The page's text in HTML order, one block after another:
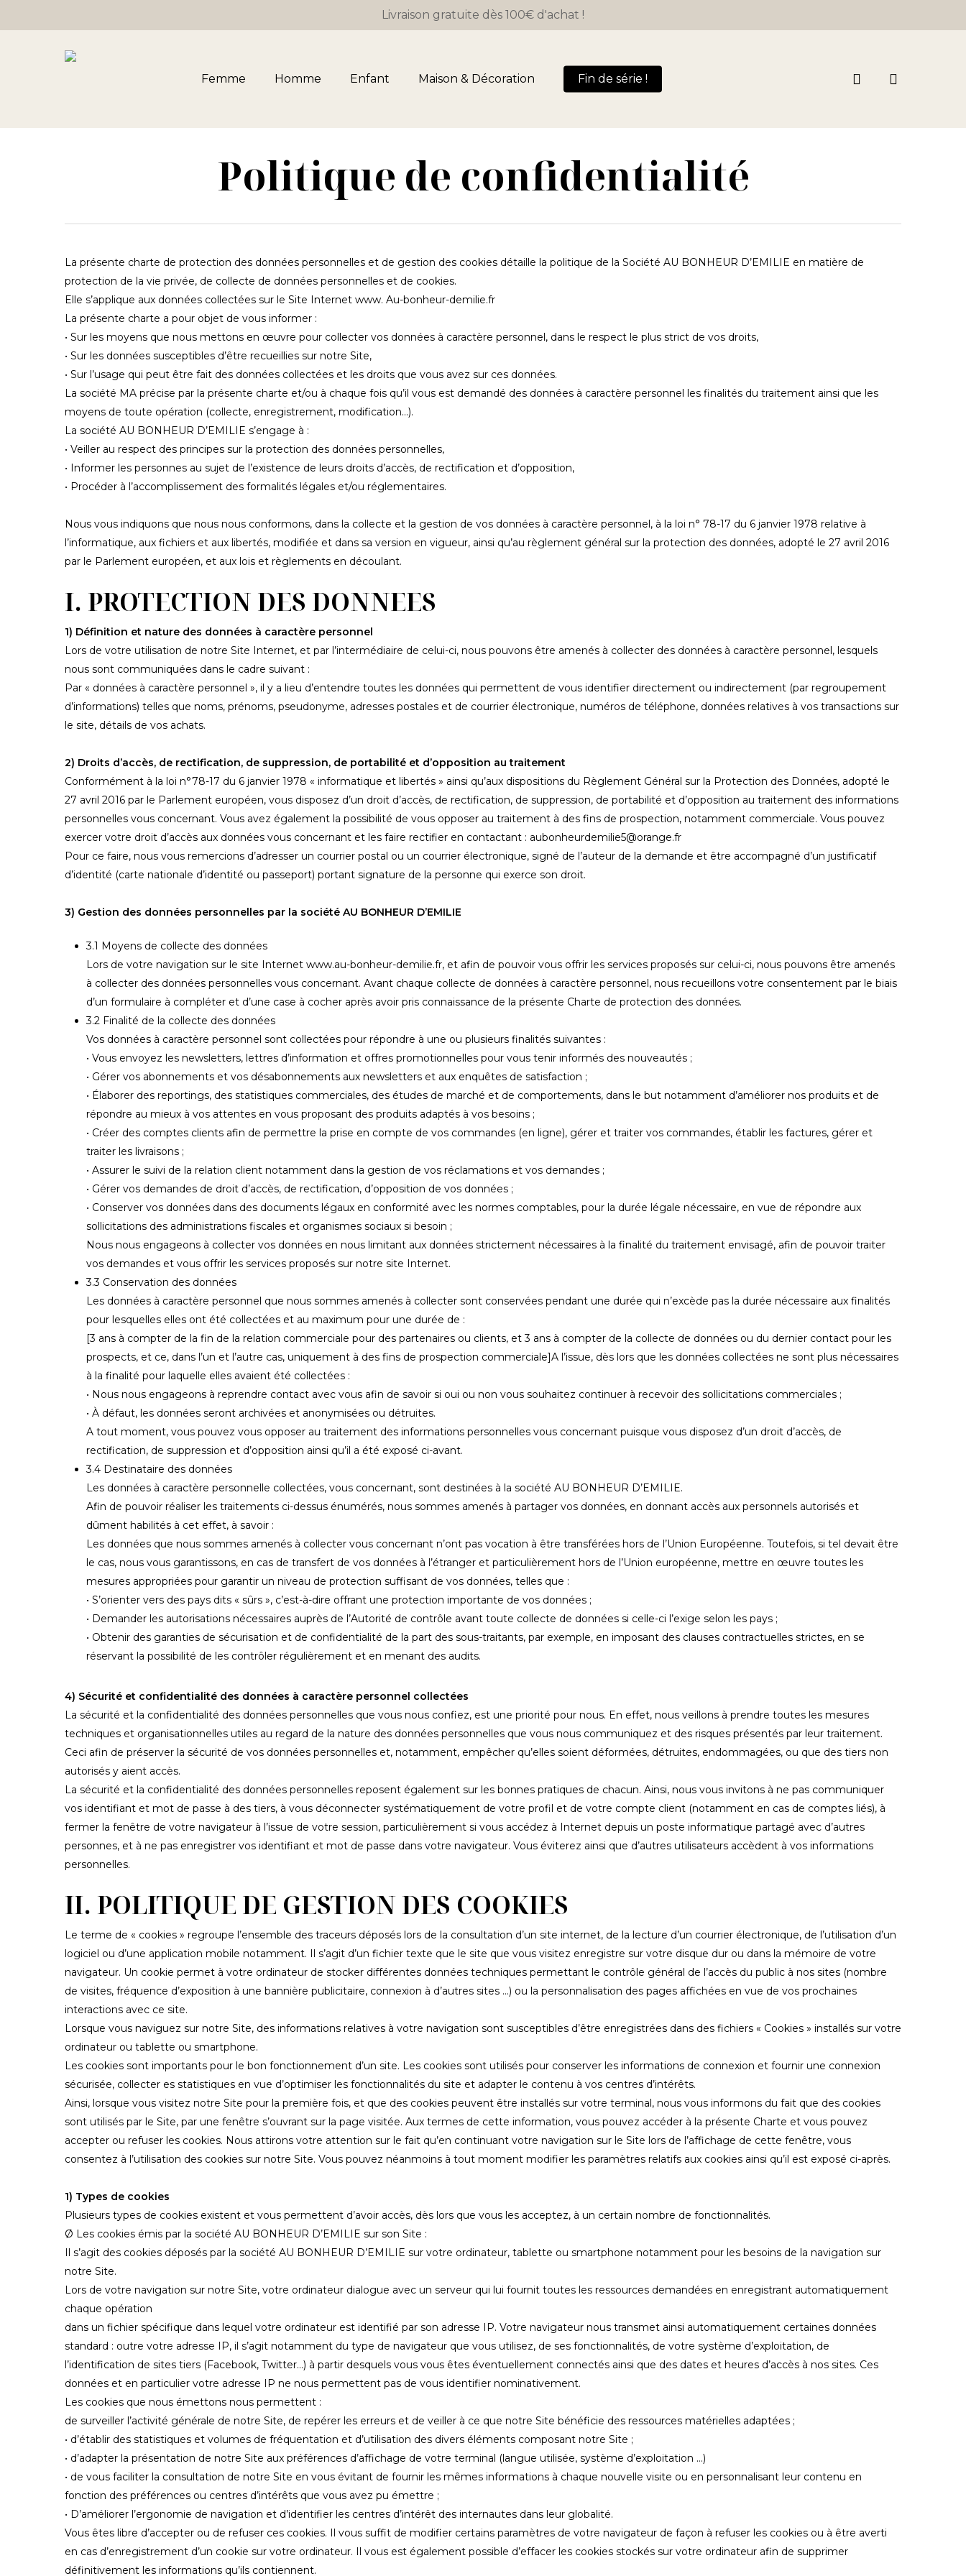
to
Livraison gratuite dès 100€ d'achat !
Appuyez sur Entrée pour rechercher ou ESC pour fermer
Femme Homme Enfant Maison & Décoration Fin de série ! search
Panier Close
Politique de confidentialité
La présente charte de protection des données personnelles et de gestion des cookies détaille la politique de la Société AU BONHEUR D’EMILIE en matière de
protection de la vie privée, de collecte de données personnelles et de cookies.
Elle s’applique aux données collectées sur le Site Internet www. Au-bonheur-demilie.fr
La présente charte a pour objet de vous informer :
• Sur les moyens que nous mettons en œuvre pour collecter vos données à caractère personnel, dans le respect le plus strict de vos droits,
• Sur les données susceptibles d’être recueillies sur notre Site,
• Sur l’usage qui peut être fait des données collectées et les droits que vous avez sur ces données.
La société MA précise par la présente charte et/ou à chaque fois qu’il vous est demandé des données à caractère personnel les finalités du traitement ainsi que les
moyens de toute opération (collecte, enregistrement, modification…).
La société AU BONHEUR D’EMILIE s’engage à :
• Veiller au respect des principes sur la protection des données personnelles,
• Informer les personnes au sujet de l’existence de leurs droits d’accès, de rectification et d’opposition,
• Procéder à l’accomplissement des formalités légales et/ou réglementaires.
Nous vous indiquons que nous nous conformons, dans la collecte et la gestion de vos données à caractère personnel, à la loi n° 78-17 du 6 janvier 1978 relative à
l’informatique, aux fichiers et aux libertés, modifiée et dans sa version en vigueur, ainsi qu’au règlement général sur la protection des données, adopté le 27 avril 2016
par le Parlement européen, et aux lois et règlements en découlant.
I. PROTECTION DES DONNEES
1) Définition et nature des données à caractère personnel
Lors de votre utilisation de notre Site Internet, et par l’intermédiaire de celui-ci, nous pouvons être amenés à collecter des données à caractère personnel, lesquels
nous sont communiquées dans le cadre suivant :
Par « données à caractère personnel », il y a lieu d’entendre toutes les données qui permettent de vous identifier directement ou indirectement (par regroupement
d’informations) telles que noms, prénoms, pseudonyme, adresses postales et de courrier électronique, numéros de téléphone, données relatives à vos transactions sur
le site, détails de vos achats.
2) Droits d’accès, de rectification, de suppression, de portabilité et d’opposition au traitement
Conformément à la loi n°78-17 du 6 janvier 1978 « informatique et libertés » ainsi qu’aux dispositions du Règlement Général sur la Protection des Données, adopté le
27 avril 2016 par le Parlement européen, vous disposez d’un droit d’accès, de rectification, de suppression, de portabilité et d’opposition au traitement des informations
personnelles vous concernant. Vous avez également la possibilité de vous opposer au traitement à des fins de prospection, notamment commerciale. Vous pouvez
exercer votre droit d’accès aux données vous concernant et les faire rectifier en contactant : aubonheurdemilie5@orange.fr
Pour ce faire, nous vous remercions d’adresser un courrier postal ou un courrier électronique, signé de l’auteur de la demande et être accompagné d’un justificatif
d’identité (carte nationale d’identité ou passeport) portant signature de la personne qui exerce son droit.
3) Gestion des données personnelles par la société AU BONHEUR D’EMILIE
3.1 Moyens de collecte des données
Lors de votre navigation sur le site Internet www.au-bonheur-demilie.fr, et afin de pouvoir vous offrir les services proposés sur celui-ci, nous pouvons être amenés
à collecter des données personnelles vous concernant. Avant chaque collecte de données à caractère personnel, nous recueillons votre consentement par le biais
d’un formulaire à compléter et d’une case à cocher après avoir pris connaissance de la présente Charte de protection des données.
3.2 Finalité de la collecte des données
Vos données à caractère personnel sont collectées pour répondre à une ou plusieurs finalités suivantes :
• Vous envoyez les newsletters, lettres d’information et offres promotionnelles pour vous tenir informés des nouveautés ;
• Gérer vos abonnements et vos désabonnements aux newsletters et aux enquêtes de satisfaction ;
• Élaborer des reportings, des statistiques commerciales, des études de marché et de comportements, dans le but notamment d’améliorer nos produits et de
répondre au mieux à vos attentes en vous proposant des produits adaptés à vos besoins ;
• Créer des comptes clients afin de permettre la prise en compte de vos commandes (en ligne), gérer et traiter vos commandes, établir les factures, gérer et
traiter les livraisons ;
• Assurer le suivi de la relation client notamment dans la gestion de vos réclamations et vos demandes ;
• Gérer vos demandes de droit d’accès, de rectification, d’opposition de vos données ;
• Conserver vos données dans des documents légaux en conformité avec les normes comptables, pour la durée légale nécessaire, en vue de répondre aux
sollicitations des administrations fiscales et organismes sociaux si besoin ;
Nous nous engageons à collecter vos données en nous limitant aux données strictement nécessaires à la finalité du traitement envisagé, afin de pouvoir traiter
vos demandes et vous offrir les services proposés sur notre site Internet.
3.3 Conservation des données
Les données à caractère personnel que nous sommes amenés à collecter sont conservées pendant une durée qui n’excède pas la durée nécessaire aux finalités
pour lesquelles elles ont été collectées et au maximum pour une durée de :
[3 ans à compter de la fin de la relation commerciale pour des partenaires ou clients, et 3 ans à compter de la collecte de données ou du dernier contact pour les
prospects, et ce, dans l’un et l’autre cas, uniquement à des fins de prospection commerciale]A l’issue, dès lors que les données collectées ne sont plus nécessaires
à la finalité pour laquelle elles avaient été collectées :
• Nous nous engageons à reprendre contact avec vous afin de savoir si oui ou non vous souhaitez continuer à recevoir des sollicitations commerciales ;
• À défaut, les données seront archivées et anonymisées ou détruites.
A tout moment, vous pouvez vous opposer au traitement des informations personnelles vous concernant puisque vous disposez d’un droit d’accès, de
rectification, de suppression et d’opposition ainsi qu’il a été exposé ci-avant.
3.4 Destinataire des données
Les données à caractère personnelle collectées, vous concernant, sont destinées à la société AU BONHEUR D’EMILIE.
Afin de pouvoir réaliser les traitements ci-dessus énumérés, nous sommes amenés à partager vos données, en donnant accès aux personnels autorisés et
dûment habilités à cet effet, à savoir :
Les données que nous sommes amenés à collecter vous concernant n’ont pas vocation à être transférées hors de l’Union Européenne. Toutefois, si tel devait être
le cas, nous vous garantissons, en cas de transfert de vos données à l’étranger et particulièrement hors de l’Union européenne, mettre en œuvre toutes les
mesures appropriées pour garantir un niveau de protection suffisant de vos données, telles que :
• S’orienter vers des pays dits « sûrs », c’est-à-dire offrant une protection importante de vos données ;
• Demander les autorisations nécessaires auprès de l’Autorité de contrôle avant toute collecte de données si celle-ci l’exige selon les pays ;
• Obtenir des garanties de sécurisation et de confidentialité de la part des sous-traitants, par exemple, en imposant des clauses contractuelles strictes, en se
réservant la possibilité de les contrôler régulièrement et en menant des audits.
4) Sécurité et confidentialité des données à caractère personnel collectées
La sécurité et la confidentialité des données personnelles que vous nous confiez, est une priorité pour nous. En effet, nous veillons à prendre toutes les mesures
techniques et organisationnelles utiles au regard de la nature des données personnelles que vous nous communiquez et des risques présentés par leur traitement.
Ceci afin de préserver la sécurité de vos données personnelles et, notamment, empêcher qu’elles soient déformées, détruites, endommagées, ou que des tiers non
autorisés y aient accès.
La sécurité et la confidentialité des données personnelles reposent également sur les bonnes pratiques de chacun. Ainsi, nous vous invitons à ne pas communiquer
vos identifiant et mot de passe à des tiers, à vous déconnecter systématiquement de votre profil et de votre compte client (notamment en cas de comptes liés), à
fermer la fenêtre de votre navigateur à l’issue de votre session, particulièrement si vous accédez à Internet depuis un poste informatique partagé avec d’autres
personnes, et à ne pas enregistrer vos identifiant et mot de passe dans votre navigateur. Vous éviterez ainsi que d’autres utilisateurs accèdent à vos informations
personnelles.
II. POLITIQUE DE GESTION DES COOKIES
Le terme de « cookies » regroupe l’ensemble des traceurs déposés lors de la consultation d’un site internet, de la lecture d’un courrier électronique, de l’utilisation d’un
logiciel ou d’une application mobile notamment. Il s’agit d’un fichier texte que le site que vous visitez enregistre sur votre disque dur ou dans la mémoire de votre
navigateur. Un cookie permet à votre ordinateur de stocker différentes données techniques permettant le contrôle général de l’accès du public à nos sites (nombre
de visites, fréquence d’exposition à une bannière publicitaire, connexion à d’autres sites …) ou la personnalisation des pages affichées en vue de vos prochaines
interactions avec ce site.
Lorsque vous naviguez sur notre Site, des informations relatives à votre navigation sont susceptibles d’être enregistrées dans des fichiers « Cookies » installés sur votre
ordinateur ou tablette ou smartphone.
Les cookies sont importants pour le bon fonctionnement d’un site. Les cookies sont utilisés pour conserver les informations de connexion et fournir une connexion
sécurisée, collecter es statistiques en vue d’optimiser les fonctionnalités du site et adapter le contenu à vos centres d’intérêts.
Ainsi, lorsque vous visitez notre Site pour la première fois, et que des cookies peuvent être installés sur votre terminal, nous vous informons du fait que des cookies
sont utilisés par le Site, par une fenêtre s’ouvrant sur la page visitée. Aux termes de cette information, vous pouvez accéder à la présente Charte et vous pouvez
accepter ou refuser les cookies. Nous attirons votre attention sur le fait qu’en continuant votre navigation sur le Site lors de l’affichage de cette fenêtre, vous
consentez à l’utilisation des cookies sur notre Site. Vous pouvez néanmoins à tout moment modifier les paramètres relatifs aux cookies ainsi qu’il est exposé ci-après.
1) Types de cookies
Plusieurs types de cookies existent et vous permettent d’avoir accès, dès lors que vous les acceptez, à un certain nombre de fonctionnalités.
Ø Les cookies émis par la société AU BONHEUR D’EMILIE sur son Site :
Il s’agit des cookies déposés par la société AU BONHEUR D’EMILIE sur votre ordinateur, tablette ou smartphone notamment pour les besoins de la navigation sur
notre Site.
Lors de votre navigation sur notre Site, votre ordinateur dialogue avec un serveur qui lui fournit toutes les ressources demandées en enregistrant automatiquement
chaque opération
dans un fichier spécifique dans lequel votre ordinateur est identifié par son adresse IP. Votre navigateur nous transmet ainsi automatiquement certaines données
standard : outre votre adresse IP, il s’agit notamment du type de navigateur que vous utilisez, de ses fonctionnalités, de votre système d’exploitation, de
l’identification de sites tiers (Facebook, Twitter…) à partir desquels vous vous êtes éventuellement connectés ainsi que des dates et heures d’accès à nos sites. Ces
données et en particulier votre adresse IP ne nous permettent pas de vous identifier nominativement.
Les cookies que nous émettons nous permettent :
de surveiller l’activité générale de notre Site, de repérer les erreurs et de veiller à ce que notre Site bénéficie des ressources matérielles adaptées ;
• d’établir des statistiques et volumes de fréquentation et d’utilisation des divers éléments composant notre Site ;
• d’adapter la présentation de notre Site aux préférences d’affichage de votre terminal (langue utilisée, système d’exploitation …)
• de vous faciliter la consultation de notre Site en vous évitant de fournir les mêmes informations à chaque nouvelle visite ou en personnalisant leur contenu en
fonction des préférences ou centres d’intérêts que vous avez pu émettre ;
• D’améliorer l’ergonomie de navigation et d’identifier les centres d’intérêt des internautes dans leur globalité.
Vous êtes libre d’accepter ou de refuser ces cookies. Il vous suffit de modifier certains paramètres de votre navigateur de façon à refuser les cookies ou à être averti
en cas d’enregistrement d’un cookie sur votre ordinateur. Il vous est également possible d’effacer les cookies stockés sur votre ordinateur afin de supprimer
définitivement les informations qu’ils contiennent.